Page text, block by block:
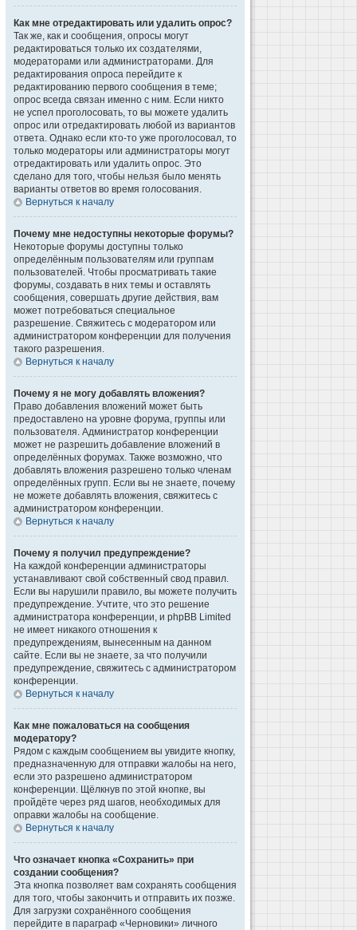
Как мне отредактировать или удалить опрос?
Так же, как и сообщения, опросы могут
редактироваться только их создателями,
модераторами или администраторами. Для
редактирования опроса перейдите к
редактированию первого сообщения в теме;
опрос всегда связан именно с ним. Если никто
не успел проголосовать, то вы можете удалить
опрос или отредактировать любой из вариантов
ответа. Однако если кто-то уже проголосовал, то
только модераторы или администраторы могут
отредактировать или удалить опрос. Это
сделано для того, чтобы нельзя было менять
варианты ответов во время голосования.
Вернуться к началу
Почему мне недоступны некоторые форумы?
Некоторые форумы доступны только
определённым пользователям или группам
пользователей. Чтобы просматривать такие
форумы, создавать в них темы и оставлять
сообщения, совершать другие действия, вам
может потребоваться специальное
разрешение. Свяжитесь с модератором или
администратором конференции для получения
такого разрешения.
Вернуться к началу
Почему я не могу добавлять вложения?
Право добавления вложений может быть
предоставлено на уровне форума, группы или
пользователя. Администратор конференции
может не разрешить добавление вложений в
определённых форумах. Также возможно, что
добавлять вложения разрешено только членам
определённых групп. Если вы не знаете, почему
не можете добавлять вложения, свяжитесь с
администратором конференции.
Вернуться к началу
Почему я получил предупреждение?
На каждой конференции администраторы
устанавливают свой собственный свод правил.
Если вы нарушили правило, вы можете получить
предупреждение. Учтите, что это решение
администратора конференции, и phpBB Limited
не имеет никакого отношения к
предупреждениям, вынесенным на данном
сайте. Если вы не знаете, за что получили
предупреждение, свяжитесь с администратором
конференции.
Вернуться к началу
Как мне пожаловаться на сообщения
модератору?
Рядом с каждым сообщением вы увидите кнопку,
предназначенную для отправки жалобы на него,
если это разрешено администратором
конференции. Щёлкнув по этой кнопке, вы
пройдёте через ряд шагов, необходимых для
оправки жалобы на сообщение.
Вернуться к началу
Что означает кнопка «Сохранить» при
создании сообщения?
Эта кнопка позволяет вам сохранять сообщения
для того, чтобы закончить и отправить их позже.
Для загрузки сохранённого сообщения
перейдите в параграф «Черновики» личного